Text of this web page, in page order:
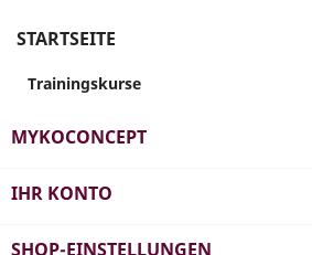
STARTSEITE
Trainingskurse
MYKOCONCEPT
IHR KONTO
SHOP-EINSTELLUNGEN